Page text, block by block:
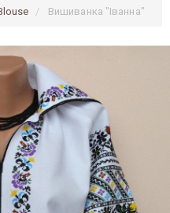
Вишиванка "Іванна"